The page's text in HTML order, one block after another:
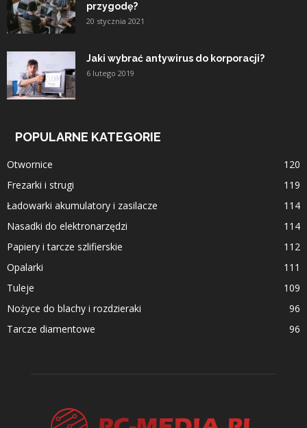
przygodę?
20 stycznia 2021
Jaki wybrać antywirus do korporacji?
6 lutego 2019
POPULARNE KATEGORIE
Otwornice
120
Frezarki i strugi
119
Ładowarki akumulatory i zasilacze
114
Nasadki do elektronarzędzi
114
Papiery i tarcze szlifierskie
112
Opalarki
111
Tuleje
109
Nożyce do blachy i rozdzieraki
96
Tarcze diamentowe
96